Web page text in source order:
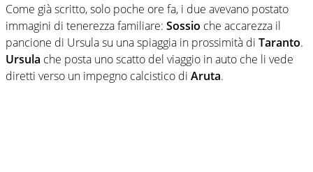
Come già scritto, solo poche ore fa, i due avevano postato
immagini di tenerezza familiare: Sossio che accarezza il
pancione di Ursula su una spiaggia in prossimità di Taranto.
Ursula che posta uno scatto del viaggio in auto che li vede
diretti verso un impegno calcistico di Aruta.